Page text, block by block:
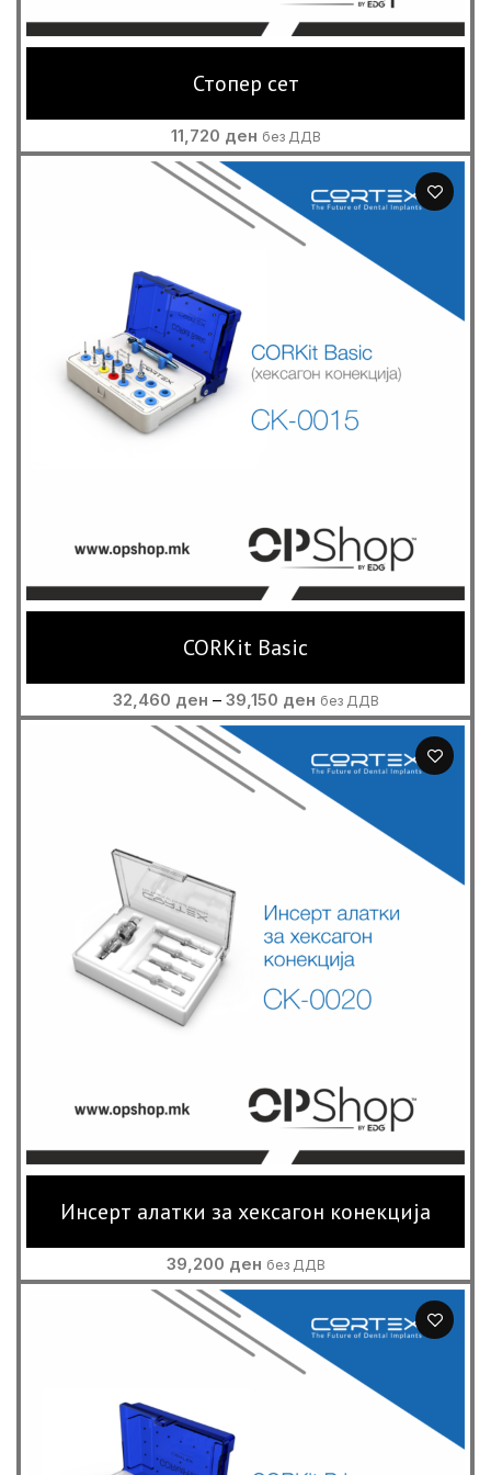
Стопер сет
11,720 ден без ДДВ
CORKit Basic
32,460 ден – 39,150 денPrice
range:
through
39,150 ден
без ДДВ
Инсерт алатки за хексагон конекција
39,200 ден без ДДВ